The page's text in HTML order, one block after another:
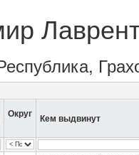
Округ Кем выдвинут